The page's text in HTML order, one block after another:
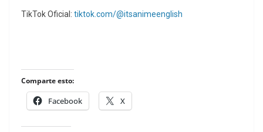
TikTok Oficial: tiktok.com/@itsanimeenglish
Comparte esto:
Facebook X